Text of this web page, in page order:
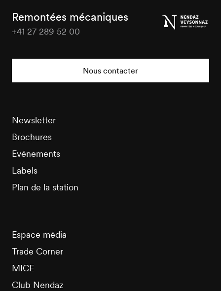
Remontées mécaniques
+41 27 289 52 00
Nous contacter
Newsletter
Brochures
Evénements
Labels
Plan de la station
Espace média
Trade Corner
MICE
Club Nendaz